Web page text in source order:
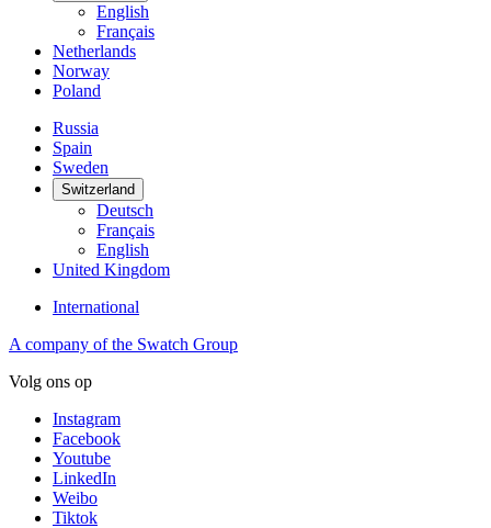
English
Français
Netherlands
Norway
Poland
Russia
Spain
Sweden
Switzerland
Deutsch
Français
English
United Kingdom
International
A company of the Swatch Group
Volg ons op
Instagram
Facebook
Youtube
LinkedIn
Weibo
Tiktok